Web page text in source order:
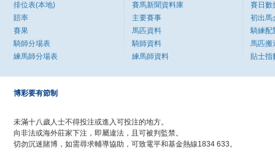
排位表(本地)
賠率
賽果
騎師分場表
練馬師分場表
賽馬新聞資料庫
主要賽事
馬匹資料
騎師資料
練馬師資料
賽日數
初出馬
騎練配
馬匹搬
貼士指
博彩要有節制
未滿十八歲人士不得投注或進入可投注的地方。
向非法或海外莊家下注，即屬違法，且可被判監禁。
切勿沉迷賭博，如需尋求輔導協助，可致電平和基金熱線1834 633。